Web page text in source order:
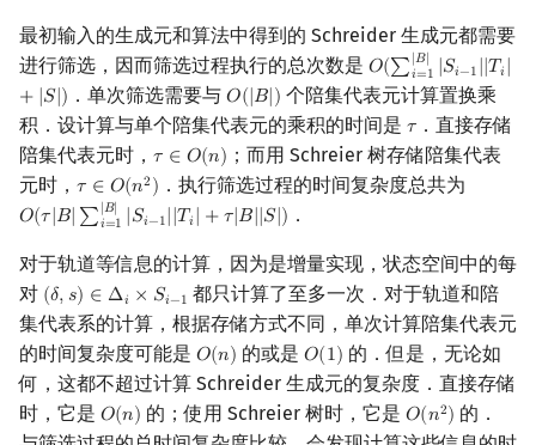
最初输入的生成元和算法中得到的 Schreider 生成元都需要
进行筛选，因而筛选过程执行的总次数是 𝑂(∑|𝐵|
𝑖=1 |𝑆𝑖−1||𝑇 𝑖|
+ |𝑆|)
O(∑i=1|B ||Si− ||T
．单次筛选需要与𝑂(|𝐵|)
O(| B| ) 个陪集代表元计算置换乘
积．设计算与单个陪集代表元的乘积的时间是 𝜏
τ ．直接存储
陪集代表元时， 𝜏 ∈ 𝑂(𝑛)
τ∈O(n)
；而用 Schreier 树存储陪集代表
元时， 𝜏 ∈ 𝑂(𝑛2)
τ∈O(n2) ．执行筛选过程的时间复杂度总共为
𝑂(𝜏|𝐵| ∑|𝐵|
𝑖=1 |𝑆𝑖−1||𝑇𝑖| +𝜏|𝐵||𝑆|)
O(τ| B| ∑i=1|B |Si− ||T |+ τ| B| S| ) ．
对于轨道等信息的计算，因为是增量实现，状态空间中的每
对 (𝛿, 𝑠) ∈ Δ𝑖 × 𝑆𝑖−1
(δ, s)∈Δ i×S i−
都只计算了至多一次．对于轨道和陪
集代表系的计算，根据存储方式不同，单次计算陪集代表元
的时间复杂度可能是 𝑂(𝑛)
O(n) 的或是𝑂(1)
O(1) 的．但是，无论如
何，这都不超过计算 Schreider 生成元的复杂度．直接存储
时，它是 𝑂(𝑛)
O(n) 的；使用 Schreier 树时，它是𝑂(𝑛2)
O(n2) 的．